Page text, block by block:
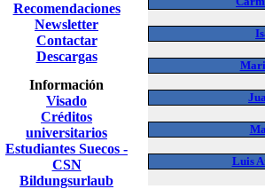
Recomendaciones
Newsletter
Contactar
Descargas
Información
Visado
Créditos
universitarios
Estudiantes Suecos -
CSN
Bildungsurlaub
Luis